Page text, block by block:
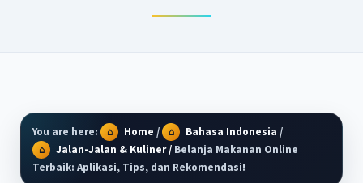
You are here: Home / Bahasa Indonesia /
Jalan-Jalan & Kuliner/ Belanja Makanan Online
Terbaik: Aplikasi, Tips, dan Rekomendasi!